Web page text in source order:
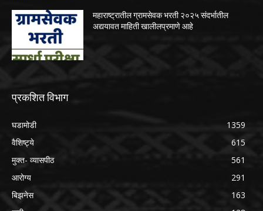
महाराष्ट्रातील ग्रामसेवक भरती २०२५ संदर्भातील
अद्ययावत माहिती खालीलप्रमाणे आहे
प्रकशित विभाग
घडामोडी
1359
वैशिष्ट्ये
615
मुक्त- व्यासपीठ
561
आरोग्य
291
बिझनेस
163